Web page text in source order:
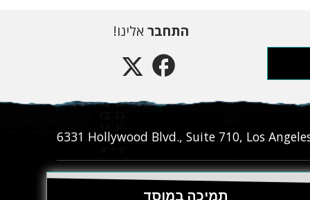
התחבר אלינו!
6331‎ Hollywood Blvd., Suite 710, Los
תמיכה במוסד